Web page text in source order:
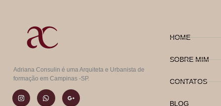
Adriana Consulin é uma Arquiteta e Urbanista de
formação em Campinas -SP.
HOME
SOBRE MIM
CONTATOS
BLOG